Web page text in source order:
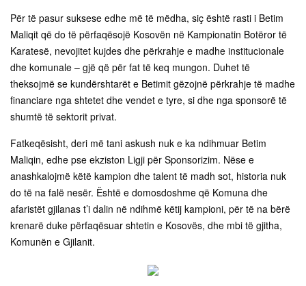
Për të pasur suksese edhe më të mëdha, siç është rasti i Betim
Maliqit që do të përfaqësojë Kosovën në Kampionatin Botëror të
Karatesë, nevojitet kujdes dhe përkrahje e madhe institucionale
dhe komunale – gjë që për fat të keq mungon. Duhet të
theksojmë se kundërshtarët e Betimit gëzojnë përkrahje të madhe
financiare nga shtetet dhe vendet e tyre, si dhe nga sponsorë të
shumtë të sektorit privat.
Fatkeqësisht, deri më tani askush nuk e ka ndihmuar Betim
Maliqin, edhe pse ekziston Ligji për Sponsorizim. Nëse e
anashkalojmë këtë kampion dhe talent të madh sot, historia nuk
do të na falë nesër. Është e domosdoshme që Komuna dhe
afaristët gjilanas t’i dalin në ndihmë këtij kampioni, për të na bërë
krenarë duke përfaqësuar shtetin e Kosovës, dhe mbi të gjitha,
Komunën e Gjilanit.